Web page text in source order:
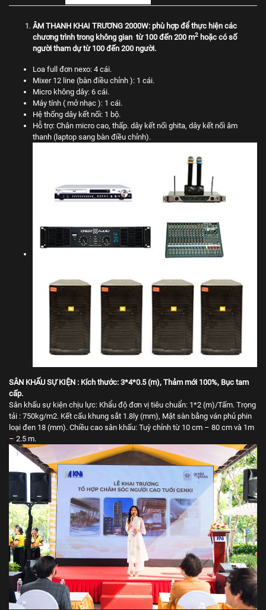
ÂM THANH KHAI TRƯƠNG 2000W: phù hợp để thực hiện các
chương trình trong không gian từ 100 đến 200 m2 hoặc có số
người tham dự từ 100 đến 200 người.
Loa full đơn nexo: 4 cái.
Mixer 12 line (bàn điều chỉnh ): 1 cái.
Micro không dây: 6 cái.
Máy tính ( mở nhạc ): 1 cái.
Hệ thống dây kết nối: 1 bộ.
Hỗ trợ: Chân micro cao, thấp. dây kết nối ghita, dây kết nối âm
thanh (laptop sang bàn điều chỉnh).
SÂN KHẤU SỰ KIỆN : Kích thước: 3*4*0.5 (m), Thảm mới 100%, Bục tam
cấp.
Sân khấu sự kiện chịu lực: Khẩu độ đơn vị tiêu chuẩn: 1*2 (m)/Tấm. Trọng
tải : 750kg/m2. Kết cấu khung sắt 1.8ly (mm), Mặt sàn bằng ván phủ phin
loại đen 18 (mm). Chiều cao sân khấu: Tuỳ chỉnh từ 10 cm – 80 cm và 1m
– 2.5 m.